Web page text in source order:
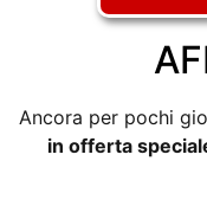
Ancora per pochi
in offerta